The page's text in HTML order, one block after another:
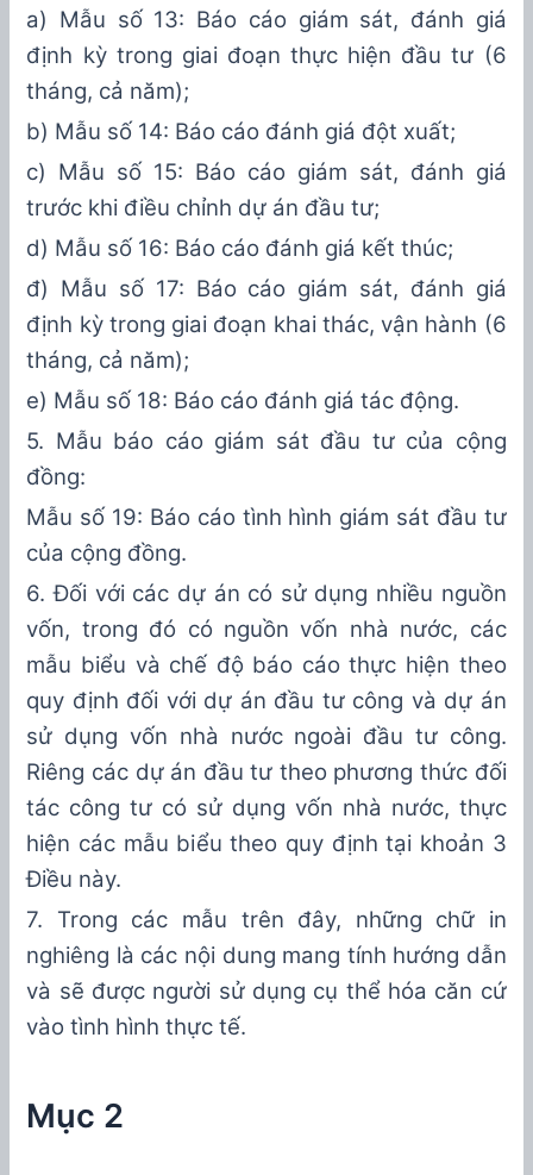
a) Mẫu số 13: Báo cáo giám sát, đánh giá
định kỳ trong giai đoạn thực hiện đầu tư (6
tháng, cả năm);
b) Mẫu số 14: Báo cáo đánh giá đột xuất;
c) Mẫu số 15: Báo cáo giám sát, đánh giá
trước khi điều chỉnh dự án đầu tư;
d) Mẫu số 16: Báo cáo đánh giá kết thúc;
đ) Mẫu số 17: Báo cáo giám sát, đánh giá
định kỳ trong giai đoạn khai thác, vận hành (6
tháng, cả năm);
e) Mẫu số 18: Báo cáo đánh giá tác động.
5. Mẫu báo cáo giám sát đầu tư của cộng
đồng:
Mẫu số 19: Báo cáo tình hình giám sát đầu tư
của cộng đồng.
6.Đối với các dự án có sử dụng nhiều nguồn
vốn, trong đó có nguồn vốn nhà nước, các
mẫu biểu và chế độ báo cáo thực hiện theo
quy định đối với dự án đầu tư công và dự án
sử dụng vốn nhà nước ngoài đầu tư công.
Riêng các dự án đầu tư theo phương thức đối
tác công tư có sử dụng vốn nhà nước, thực
hiện các mẫu biểu theo quy định tại khoản 3
Điều này.
7. Trong các mẫu trên đây, những chữ in
nghiêng là các nội dung mang tính hướng dẫn
và sẽ được người sử dụng cụ thể hóa căn cứ
vào tình hình thực tế.
Mục 2